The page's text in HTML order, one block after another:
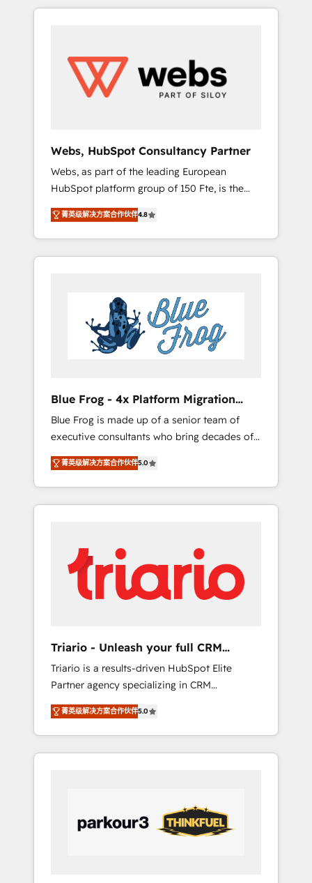
to global brands
HubSpot challenges and improve user
HubSpot for the first time 🔧 Designing and
optimising your HubSpot set-up for better
results 🌐 Website design and build using
using HubSpot Why us? - SIX HubSpot
Accreditations - awarded by HubSpot after a
rigorous process for CRM, Solutions
Architecture, Onboarding , Data Migration,
Custom Integration & Platform Enablement -
Onboarded over 500 businesses to HubSpot
-Top 1% of partners worldwide -In-house
HubSpot. www.bbdboom.com
Webs, HubSpot Consultancy Partner
Webs, as part of the leading European
HubSpot platform group of 150 Fte, is the
trusted Elite HubSpot CRM Partner offering
you a roadmap on maximizing EBITDA and
achieving Commercial Excellence. With our
targeted processes, we strengthen your
Implementation partner, we provide
expertise to drive your business forward.
Since 2015 we are fully dedicated to
HubSpot and with an experienced team
business services. We prepare a customized
business case that demonstrates the value
and impact of your digital transformation,
including a detailed financial rationale with a
focus on ROI and TCO. As a trusted extension
of your team, we believe in the power of
partnership. Together, we embark on a
your business. If not now, when?
菁英级解决方案合作伙伴4.8
Blue Frog - 4x Platform Migration
Award Winner
Blue Frog is made up of a senior team of
executive consultants who bring decades of
relevant, real world experience to our client
engagements. "Blue Frog is a top, trusted
partner in HubSpot's ecosystem for a reason.
Their team brings over a decade of
strategies for driving growth. They are
committed to helping our customers grow
and finding solutions that fit their unique
business needs. We are thrilled to have Blue
HubSpot “Our experience with the team at
Blue Frog has been nothing short of
extraordinary. Their years of experience and
quality of skilled staff has earned them a
trusted reputation within the HubSpot
ecosystem as a reliable partner capable of
delivering remarkable experiences for our
菁英级解决方案合作伙伴5.0
Triario - Unleash your full CRM
potential
Triario is a results-driven HubSpot Elite
Partner agency specializing in CRM
implementations & migrations, Revenue
Operations, Custom Integrations, Custom AI
agents and AI-ready Website Design With
over 15 years of experience, we help
through smart automation, data hygiene, and
tailored HubSpot solutions. Our clients
choose us because we blend the expertise of
菁英级解决方案合作伙伴5.0